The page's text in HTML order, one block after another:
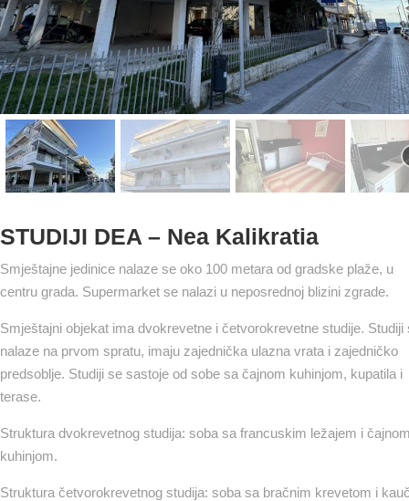
STUDIJI DEA – Nea Kalikratia
Smještajne jedinice nalaze se oko 100 metara od gradske plaže, u
centru grada. Supermarket se nalazi u neposrednoj blizini zgrade.
Smještajni objekat ima dvokrevetne i četvorokrevetne studije. Studiji
nalaze na prvom spratu, imaju zajednička ulazna vrata i zajedničko
predsoblje. Studiji se sastoje od sobe sa čajnom kuhinjom, kupatila i
terase.
Struktura dvokrevetnog studija: soba sa francuskim ležajem i
kuhinjom.
Struktura četvorokrevetnog studija: soba sa bračnim krevetom i